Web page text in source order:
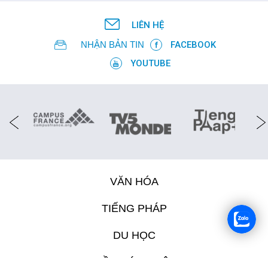
LIÊN HỆ
NHẬN BẢN TIN
FACEBOOK
YOUTUBE
VĂN HÓA
TIẾNG PHÁP
DU HỌC